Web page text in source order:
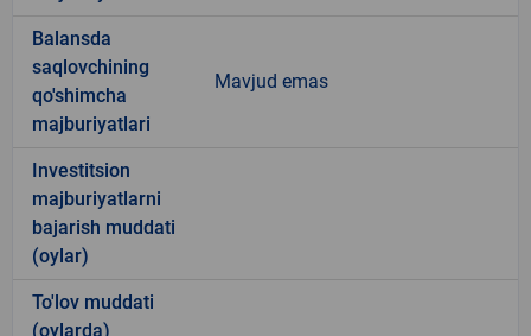
Balansda
saqlovchining
qo'shimcha
majburiyatlari
Mavjud emas
Investitsion
majburiyatlarni
bajarish muddati
(oylar)
To'lov muddati
(oylarda)